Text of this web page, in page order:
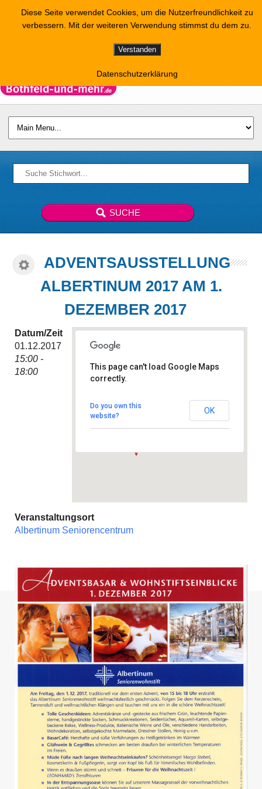
ADVENTSAUSSTELLUNG
ALBERTINUM 2017 AM 1.
DEZEMBER 2017
van-Gogh-Weg 10 - Hannover
Veranstaltungen
This page can't load Google Maps
correctly.
Do you own this
website?
OK
Datum/Zeit
01.12.2017
15:00 -
18:00
Veranstaltungsort
Albertinum Seniorencentrum
Diese Seite verwendet Cookies, um die Nutzerfreundlichkeit zu
verbessern. Mit der weiteren Verwendung stimmst du dem zu.
Verstanden
Datenschutzerklärung